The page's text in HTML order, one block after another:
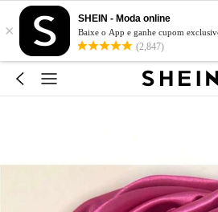
×
SHEIN - Moda online
Baixe o App e ganhe cupom
(2,847)